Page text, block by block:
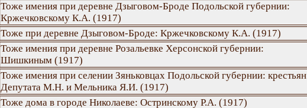
Тоже имения при деревне Дзыговом-Броде Подольской губернии:
Кржечковскому К.А. (1917)
Тоже при деревне Дзыговом-Броде: Кржечковскому К.А. (1917)
Тоже имения при деревне Розальевке Херсонской губернии:
Шишкиным (1917)
Тоже имения при селении Зяньковцах Подольской губернии: крестьян
Депутата М.Н. и Мельника Я.И. (1917)
Тоже дома в городе Николаеве: Остринскому Р.А. (1917)